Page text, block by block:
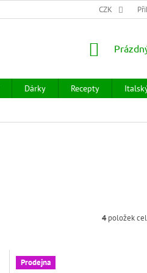
HODNOCENÍ OBCHODUCZK
Dárky Recepty
4položek
Prodejna